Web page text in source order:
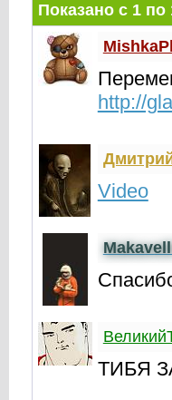
Показано с 1 по
http://
Video
ТИБЯ